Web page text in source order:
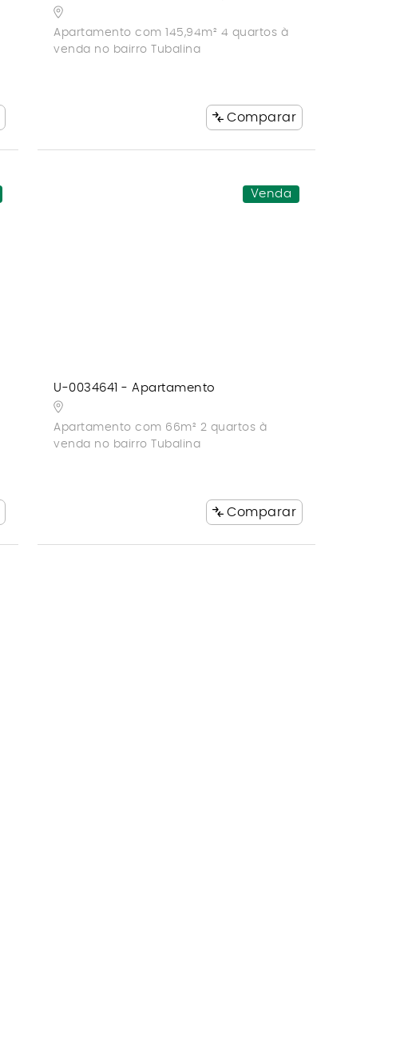
Apartamento com 145,94m² 4 quartos à
venda no bairro Tubalina
Comparar
Venda
U-0034641 - Apartamento
Apartamento com 66m² 2 quartos à
venda no bairro Tubalina
Comparar